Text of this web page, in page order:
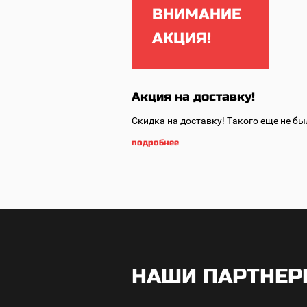
ВНИМАНИЕ
АКЦИЯ!
Акция на доставку!
Скидка на доставку! Такого еще не
подробнее
НАШИ